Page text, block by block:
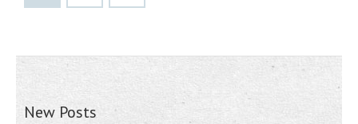
New Posts